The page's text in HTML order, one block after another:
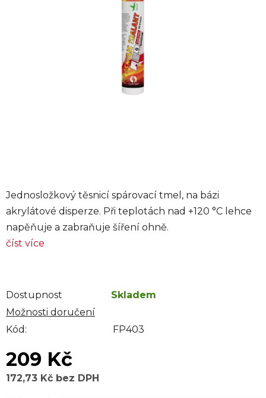
Jednosložkový těsnicí spárovací tmel, na bázi
akrylátové disperze. Při teplotách nad +120 °C lehce
napěňuje a zabraňuje šíření ohně.
číst více
Dostupnost
Skladem
Možnosti doručení
Kód:
FP403
209 Kč
172,73 Kč bez DPH